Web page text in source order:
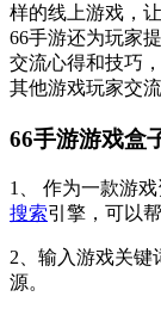
样的线上游戏，
66手游还为玩家
交流心得和技巧
其他游戏玩家交
66手游游戏盒
1、 作为一款游
搜索引擎，可以
2、输入游戏关键
源。